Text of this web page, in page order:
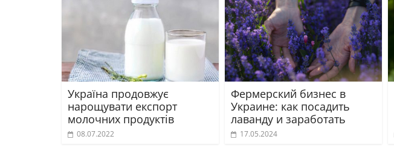
Україна продовжує
нарощувати експорт
молочних продуктів
08.07.2022
Фермерский бизнес в
Украине: как посадить
лаванду и заработать
17.05.2024